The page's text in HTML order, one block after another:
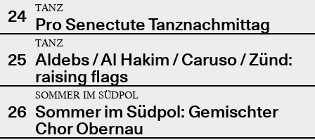
24
TANZ
Pro Senectute Tanznachmittag
25
TANZ
Aldebs / Al Hakim / Caruso / Zünd:
raising flags
26
SOMMER IM SÜDPOL
Sommer im Südpol: Gemischter
Chor Obernau